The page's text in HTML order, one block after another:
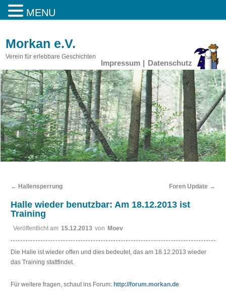
Morkan e.V.
Verein für erlebbare Geschichten
Impressum Datenschutz
← Hallensperrung Foren Update →
Halle wieder benutzbar: Am 18.12.2013 ist
Training
Veröffentlicht am 15.12.2013 von Moev
Die Halle ist wieder offen und dies bedeutet, das am 18.12.2013 wieder
das Training stattfindet.
Für weitere fragen, schaut ins Forum: http://forum.morkan.de
MENU